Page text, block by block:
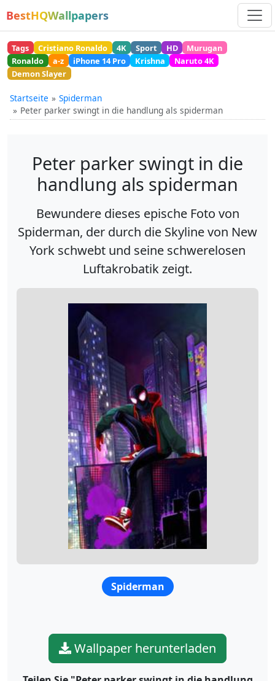
BestHQWallpapers
Tags Cristiano Ronaldo 4K Sport HD
Murugan
Ronaldo
a-z iPhone 14 Pro Krishna
Naruto 4K
Demon Slayer
Startseite
Spiderman
Peter parker swingt in die handlung als spiderman
Peter parker swingt in die
handlung als spiderman
Bewundere dieses epische Foto von
Spiderman, der durch die Skyline von New
York schwebt und seine schwerelosen
Luftakrobatik zeigt.
Spiderman
Wallpaper herunterladen